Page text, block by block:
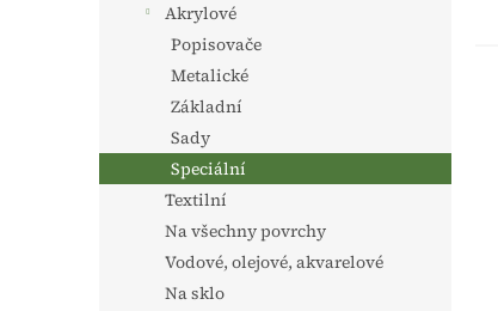
Akrylové
Popisovače
Metalické
Základní
Sady
Speciální
Textilní
Na všechny povrchy
Vodové, olejové, akvarelové
Na sklo